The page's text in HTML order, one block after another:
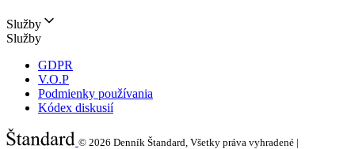
Služby
Služby
GDPR
V.O.P
Podmienky používania
Kódex diskusií
© 2026 Denník Štandard, Všetky práva vyhradené |